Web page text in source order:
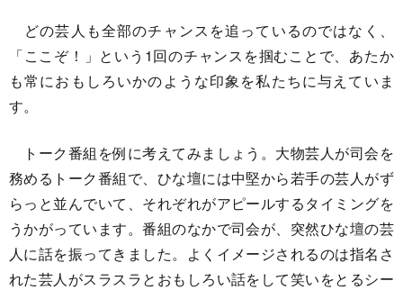
どの芸人も全部のチャンスを追っているのではなく、
「ここぞ！」という1回のチャンスを掴むことで、あたか
も常におもしろいかのような印象を私たちに与えていま
す。
トーク番組を例に考えてみましょう。大物芸人が司会を
務めるトーク番組で、ひな壇には中堅から若手の芸人がず
らっと並んでいて、それぞれがアピールするタイミングを
うかがっています。番組のなかで司会が、突然ひな壇の芸
人に話を振ってきました。よくイメージされるのは指名さ
れた芸人がスラスラとおもしろい話をして笑いをとるシー